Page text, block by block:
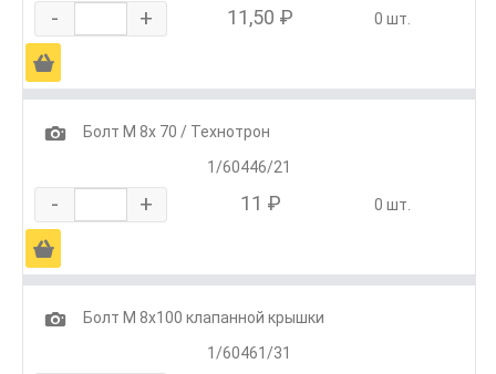
- + 11,50 ₽ 0 шт.
Ä
1
Болт М 8х 70 / Технотрон
1/60446/21
- + 11 ₽ 0 шт.
Ä
1
Болт М 8х100 клапанной крышки
1/60461/31